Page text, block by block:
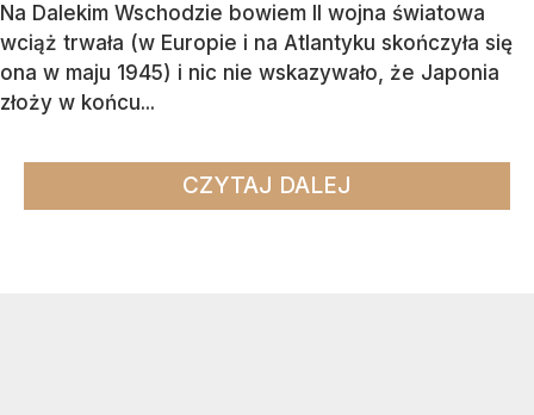
Na Dalekim Wschodzie bowiem II wojna światowa
wciąż trwała (w Europie i na Atlantyku skończyła się
ona w maju 1945) i nic nie wskazywało, że Japonia
złoży w końcu...
CZYTAJ DALEJ